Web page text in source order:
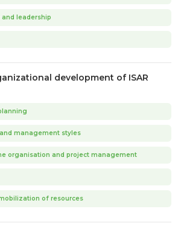
leadership
development of ISAR
management styles
organisation and project management
of resources